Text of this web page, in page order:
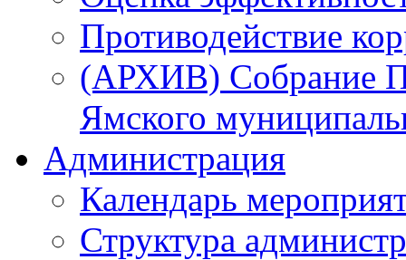
Противодействие
(АРХИВ) Собрание
Ямского
Администрация
Календарь
Структура